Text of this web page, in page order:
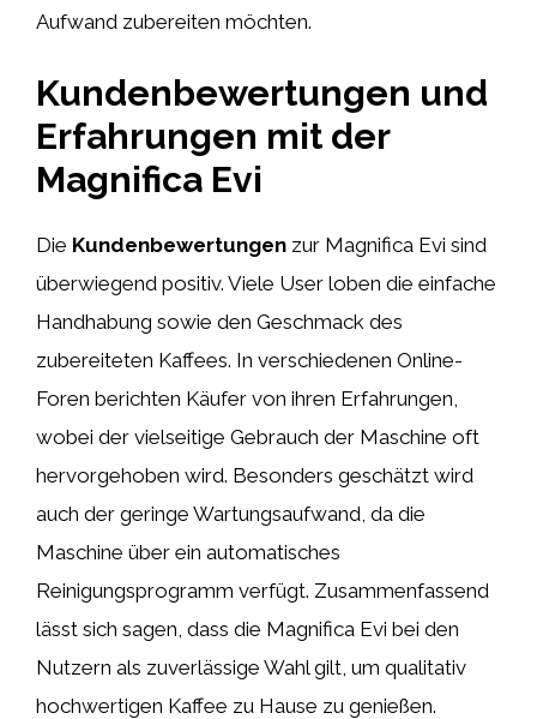
Aufwand zubereiten möchten.
Kundenbewertungen und
Erfahrungen mit der
Magnifica Evi
Die Kundenbewertungen zur Magnifica Evi sind
überwiegend positiv. Viele User loben die einfache
Handhabung sowie den Geschmack des
zubereiteten Kaffees. In verschiedenen Online-
Foren berichten Käufer von ihren Erfahrungen,
wobei der vielseitige Gebrauch der Maschine oft
hervorgehoben wird. Besonders geschätzt wird
auch der geringe Wartungsaufwand, da die
Maschine über ein automatisches
Reinigungsprogramm verfügt. Zusammenfassend
lässt sich sagen, dass die Magnifica Evi bei den
Nutzern als zuverlässige Wahl gilt, um qualitativ
hochwertigen Kaffee zu Hause zu genießen.